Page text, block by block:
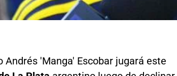
'Manga' Escobar jugará este